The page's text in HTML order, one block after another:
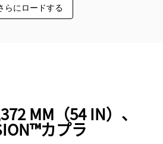
らにロードする
MM（54 IN）、
カプラ